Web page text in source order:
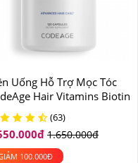
Uống Hỗ Trợ Mọc Tóc
Hair Vitamins Biotin
Keratin
(63)
đ 1.650.000đ
100.000Đ